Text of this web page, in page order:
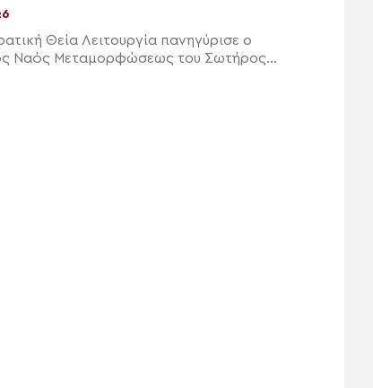
Θεία Λειτουργία πανηγύρισε ο
Ναός Μεταμορφώσεως του Σωτήρος